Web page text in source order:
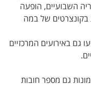
השבועיים, הופעה
של במה
גם באירועים המרכזיים
הזכויות המופיעות בסעיף 1, טמונות גם מספר חובות